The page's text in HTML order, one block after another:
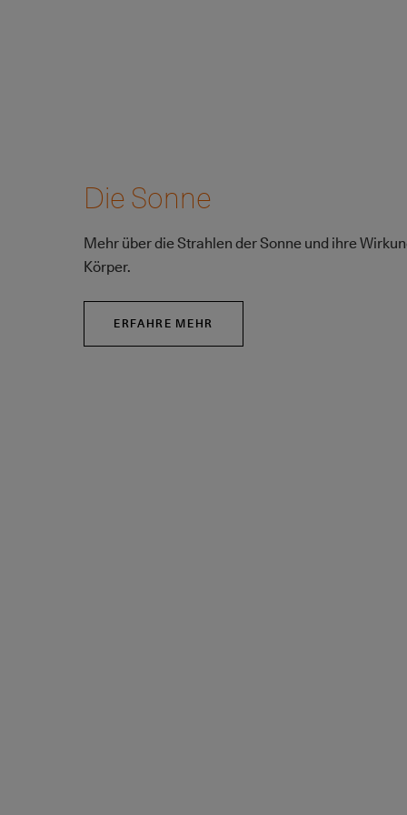
Die Sonne
Mehr über die Strahlen der Sonne und ihre
Körper.
ERFAHRE MEHR